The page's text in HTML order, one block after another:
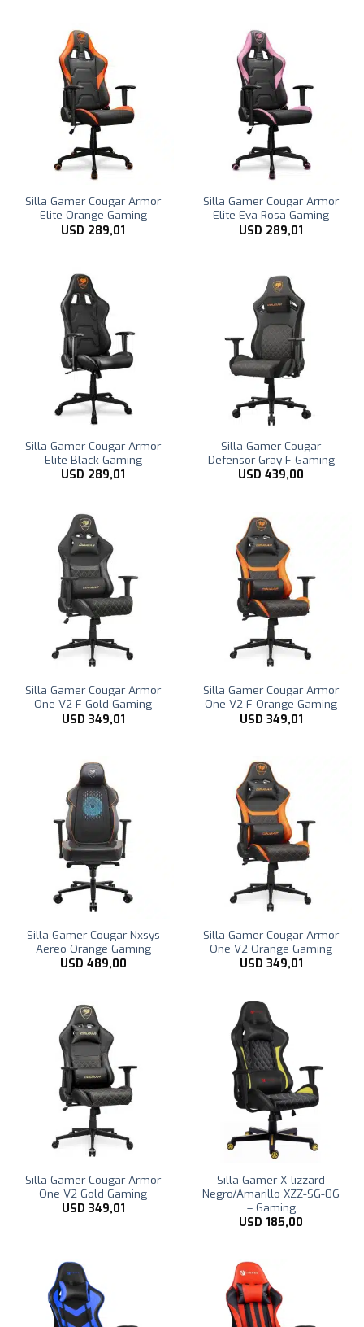
Silla Gamer Cougar Armor
Elite Orange Gaming
USD 289,01
Silla Gamer Cougar Armor
Elite Eva Rosa Gaming
USD 289,01
Silla Gamer Cougar Armor
Elite Black Gaming
USD 289,01
Silla Gamer Cougar
Defensor Gray F Gaming
USD 439,00
Silla Gamer Cougar Armor
One V2 F Gold Gaming
USD 349,01
Silla Gamer Cougar Armor
One V2 F Orange Gaming
USD 349,01
Silla Gamer Cougar Nxsys
Aereo Orange Gaming
USD 489,00
Silla Gamer Cougar Armor
One V2 Orange Gaming
USD 349,01
Silla Gamer Cougar Armor
One V2 Gold Gaming
USD 349,01
Silla Gamer X-lizzard
Negro/Amarillo XZZ-SG-06
– Gaming
USD 185,00